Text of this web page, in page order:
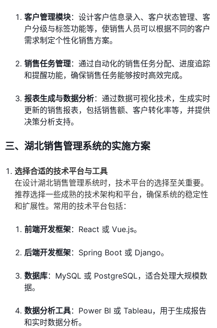
客户管理模块：设计客户信息录入、客户状态管理、客
户分级与标签功能等，使销售人员可以根据不同的客户
需求制定个性化销售方案。
销售任务管理：通过自动化的销售任务分配、进度追踪
和提醒功能，确保销售任务能够按时高效完成。
报表生成与数据分析：通过数据可视化技术，生成实时
更新的销售报表，包括销售额、客户转化率等，并提供
决策分析支持。
三、湖北销售管理系统的实施方案
选择合适的技术平台与工具
在设计湖北销售管理系统时，技术平台的选择至关重要。
推荐选择一些成熟的技术架构和平台，确保系统的稳定性
和扩展性。常用的技术平台包括：
前端开发框架：React 或 Vue.js。
后端开发框架：Spring Boot 或 Django。
数据库：MySQL 或 PostgreSQL，适合处理大规模数
据。
数据分析工具：Power BI 或 Tableau，用于生成报告
和实时数据分析。